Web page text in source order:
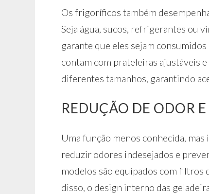
Os frigoríficos também
Seja água, sucos, refrigerantes ou
garante que eles sejam
contam com prateleiras ajustáveis
diferentes tamanhos, garantindo
REDUÇÃO DE ODOR
Uma função menos conhecida,
reduzir odores indesejados e
modelos são equipados com filtros
disso, o design interno das